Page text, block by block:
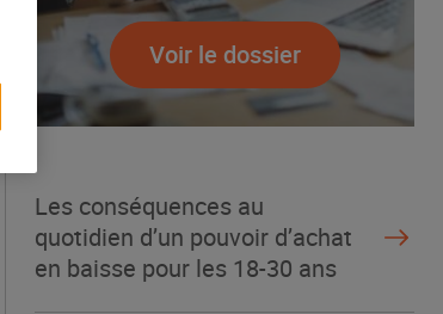
Voir le dossier
Les conséquences au
quotidien d’un pouvoir d’achat
en baisse pour les 18-30 ans